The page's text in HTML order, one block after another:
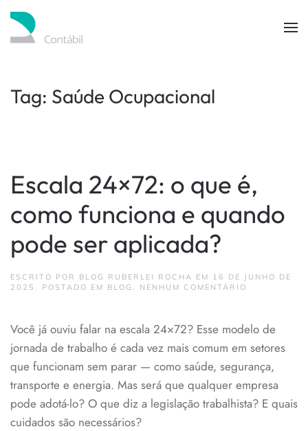
Skip to main content
Tag: Saúde Ocupacional
Escala 24×72: o que é,
como funciona e quando
pode ser aplicada?
ESCRITO POR BLOG RUBERLEI ROCHA EM 16 DE JUNHO DE
2025 . POSTADO EM BLOG . NENHUM COMENTÁRIO
QUE
COMO
E
PODE
SER
APLICADA?
Você já ouviu falar na escala 24×72? Esse modelo de
jornada de trabalho é cada vez mais comum em setores
que funcionam sem parar — como saúde, segurança,
transporte e energia. Mas será que qualquer empresa
pode adotá-lo? O que diz a legislação trabalhista? E quais
cuidados são necessários?